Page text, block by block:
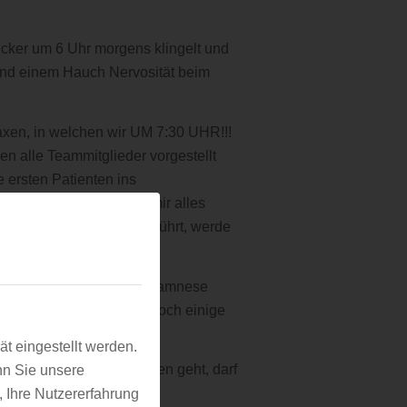
eingestellt werden.
Sie unsere
Nutzererfahrung
um 6 Uhr morgens klingelt und
einem Hauch Nervosität beim
in welchen wir UM 7:30 UHR!!!
alle Teammitglieder vorgestellt
ersten Patienten ins
mitgehen während er mir alles
Untersuchungen durchführt, werde
nehmen und eine Anamnese
uns ab. Wir gehen noch einige
es zu den Hausbesuchen geht, darf